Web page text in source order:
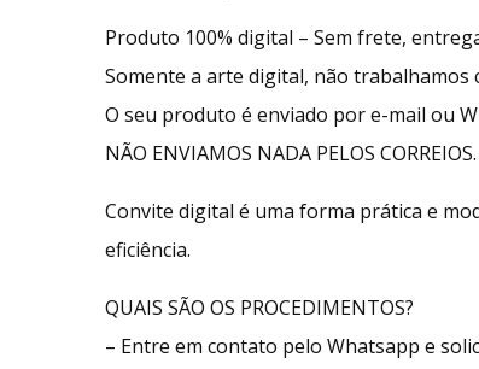
Produto 100% digital – Sem frete,
Somente a arte digital, não trabalhamos
O seu produto é enviado por e-mail ou
NÃO ENVIAMOS NADA PELOS CORREIOS.
Convite digital é uma forma prática e
eficiência.
QUAIS SÃO OS PROCEDIMENTOS?
– Entre em contato pelo Whatsapp e